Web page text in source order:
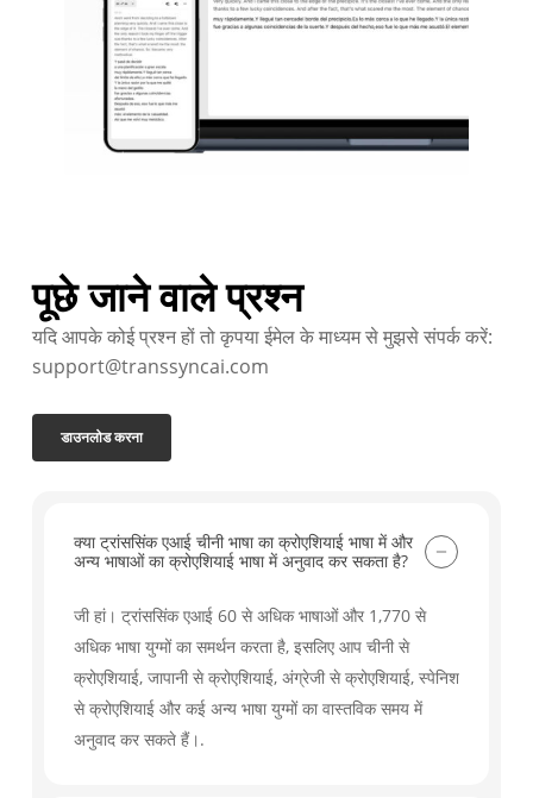
पूछे जाने वाले प्रश्न
यदि आपके कोई प्रश्न हों तो कृपया ईमेल के माध्यम से मुझसे संपर्क करें:
support@transsyncai.com
डाउनलोड करना
क्या ट्रांससिंक एआई चीनी भाषा का क्रोएशियाई भाषा में और
अन्य भाषाओं का क्रोएशियाई भाषा में अनुवाद कर सकता है?
जी हां। ट्रांससिंक एआई 60 से अधिक भाषाओं और 1,770 से
अधिक भाषा युग्मों का समर्थन करता है, इसलिए आप चीनी से
क्रोएशियाई, जापानी से क्रोएशियाई, अंग्रेजी से क्रोएशियाई, स्पेनिश
से क्रोएशियाई और कई अन्य भाषा युग्मों का वास्तविक समय में
अनुवाद कर सकते हैं।.